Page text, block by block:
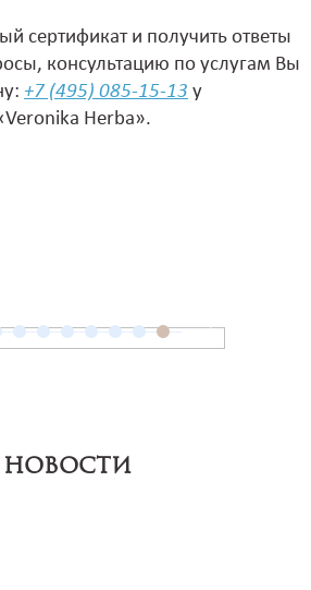
сертификат и получить ответы
консультацию по услугам Вы
+7 (495) 085-15-13 у
Herba».
НОВОСТИ